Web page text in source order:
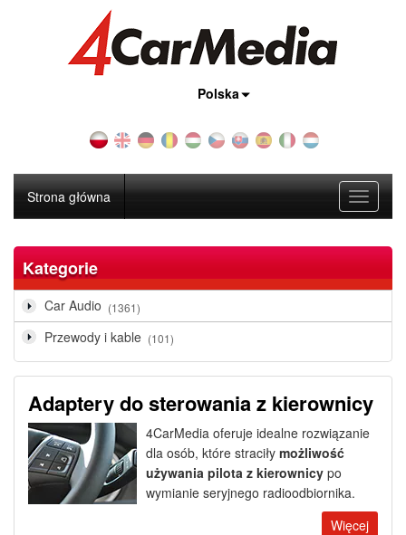
Polska
Toggle
Strona główna
Kategorie
Car Audio (1361)
Przewody i kable (101)
Adaptery do sterowania z kierownicy
4CarMedia oferuje idealne rozwiązanie
dla osób, które straciły możliwość
używania pilota z kierownicy po
wymianie seryjnego radioodbiornika.
Więcej